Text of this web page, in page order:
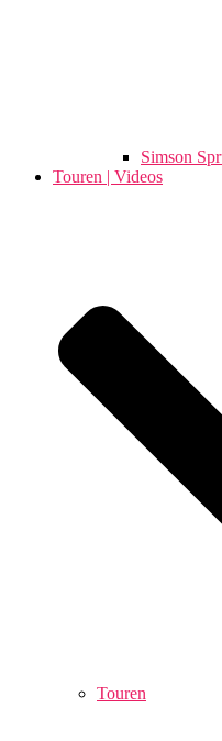
Simson
Touren | Videos
Touren